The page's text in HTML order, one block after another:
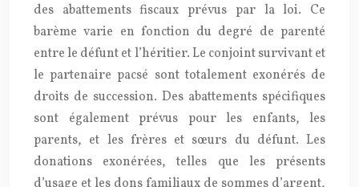
des abattements fiscaux prévus par la loi. Ce
barème varie en fonction du degré de parenté
entre le défunt et l’héritier. Le conjoint survivant et
le partenaire pacsé sont totalement exonérés de
droits de succession. Des abattements spécifiques
sont également prévus pour les enfants, les
parents, et les frères et sœurs du défunt. Les
donations exonérées, telles que les présents
d’usage et les dons familiaux de sommes d’argent,